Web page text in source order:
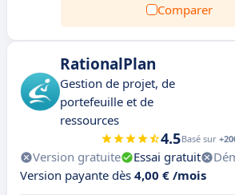
Comparer
RationalPlan
Gestion de projet, de
portefeuille et de
ressources
4.5Basé sur
Version gratuite Essai gratuit
Version payante dès 4,00 € /mois